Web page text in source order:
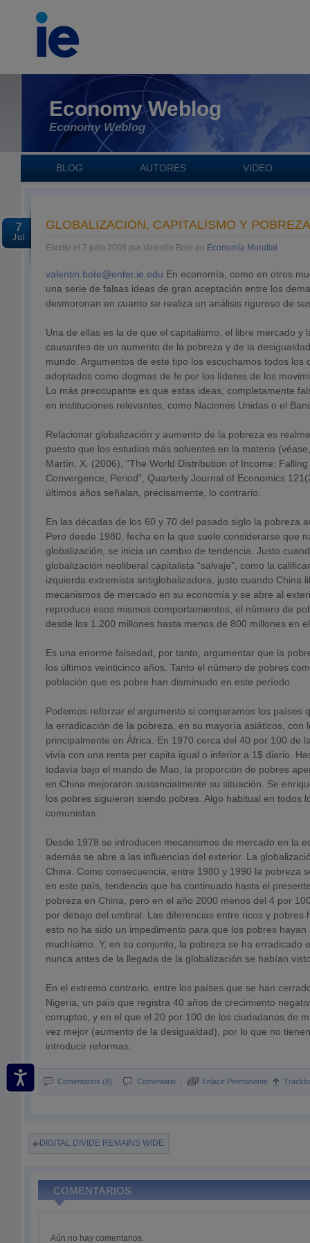
Economy Weblog
Economy Weblog
BLOG AUTORES VIDEO
7
Jul
GLOBALIZACIÓN, CAPITALISMO Y POBREZA
Escrito el 7 julio 2006 por Valentín Bote en Economía Mundial
valentin.bote@enter.ie.edu En economía, como en otros
una serie de falsas ideas de gran aceptación entre los
desmoronan en cuanto se realiza un análisis riguroso de
Una de ellas es la de que el capitalismo, el libre mercado y
causantes de un aumento de la pobreza y de la
mundo. Argumentos de este tipo los escuchamos todos los
adoptados como dogmas de fe por los líderes de los
Lo más preocupante es que estas ideas, completamente
en instituciones relevantes, como Naciones Unidas o el
Relacionar globalización y aumento de la pobreza es
puesto que los estudios más solventes en la materia
Martín, X. (2006), “The World Distribution of Income:
Convergence, Period”, Quarterly Journal of Economics
últimos años señalan, precisamente, lo contrario.
En las décadas de los 60 y 70 del pasado siglo la pobreza
Pero desde 1980, fecha en la que suele considerarse que
globalización, se inicia un cambio de tendencia. Justo
globalización neoliberal capitalista “salvaje”, como la
izquierda extremista antiglobalizadora, justo cuando China
mecanismos de mercado en su economía y se abre al
reproduce esos mismos comportamientos, el número de
desde los 1.200 millones hasta menos de 800 millones en
Es una enorme falsedad, por tanto, argumentar que la
los últimos veinticinco años. Tanto el número de pobres
población que es pobre han disminuido en este período.
Podemos reforzar el argumento si comparamos los países
la erradicación de la pobreza, en su mayoría asiáticos, con
principalmente en África. En 1970 cerca del 40 por 100 de
vivía con una renta per capita igual o inferior a 1$ diario.
todavía bajo el mando de Mao, la proporción de pobres
en China mejoraron sustancialmente su situación. Se
los pobres siguieron siendo pobres. Algo habitual en todos
comunistas.
Desde 1978 se introducen mecanismos de mercado en la
además se abre a las influencias del exterior. La
China. Como consecuencia, entre 1980 y 1990 la pobreza
en este país, tendencia que ha continuado hasta el
pobreza en China, pero en el año 2000 menos del 4 por
por debajo del umbral. Las diferencias entre ricos y pobres
esto no ha sido un impedimento para que los pobres
muchísimo. Y, en su conjunto, la pobreza se ha erradicado
nunca antes de la llegada de la globalización se habían
En el extremo contrario, entre los países que se han
Nigeria, un país que registra 40 años de crecimiento
corruptos, y en el que el 20 por 100 de los ciudadanos de
vez mejor (aumento de la desigualdad), por lo que no
introducir reformas.
Comentarios (8) Comentario Enlace Permanente
DIGITAL DIVIDE REMAINS WIDE
COMENTARIOS
Aún no hay comentarios.